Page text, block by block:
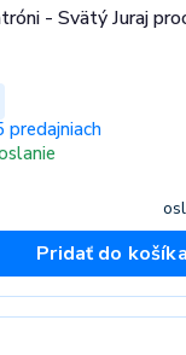
- Svätý Juraj
predajniach
Pridať do košíka